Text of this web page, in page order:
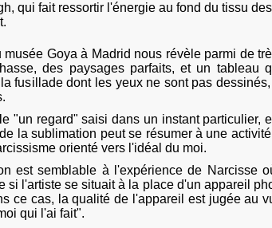
qui fait ressortir l'énergie au fond du tissu
musée Goya à Madrid nous révèle parmi de
des paysages parfaits, et un tableau
fusillade dont les yeux ne sont pas
"un regard" saisi dans un instant particulier,
la sublimation peut se résumer à une
orienté vers l'idéal du moi.
est semblable à l'expérience de Narcisse
si l'artiste se situait à la place d'un appareil
ce cas, la qualité de l'appareil est jugée au
qui l'ai fait".